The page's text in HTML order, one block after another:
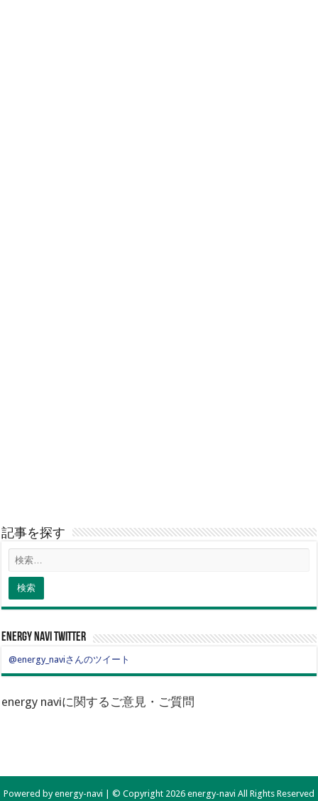
記事を探す
energy navi twitter
@energy_naviさんのツイート
energy naviに関するご意見・ご質問
Powered by energy-navi | © Copyright 2026 energy-navi All Rights Reserved